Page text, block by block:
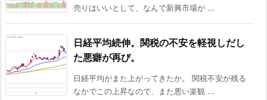
売りはいいとして、なんで新興市場が ...
日経平均続伸。関税の不安を軽視しだし
た悪癖が再び。
日経平均がまた上がってきたか。 関税不安が残る
なかでこの上昇なので、また悪い楽観 ...